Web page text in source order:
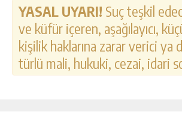
YASAL UYARI! Suç teşkil
ve küfür içeren, aşağılayıcı,
kişilik haklarına zarar verici
türlü mali, hukuki, cezai, idari